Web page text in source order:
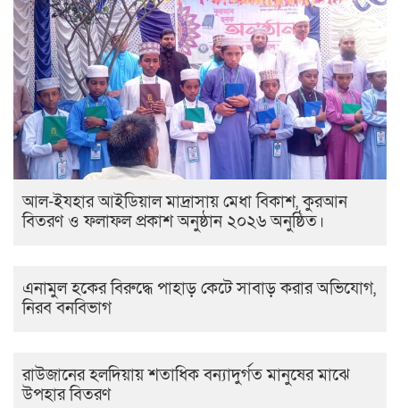
আল-ইযহার আইডিয়াল মাদ্রাসায় মেধা বিকাশ, কুরআন
বিতরণ ও ফলাফল প্রকাশ অনুষ্ঠান ২০২৬ অনুষ্ঠিত।
এনামুল হকের বিরুদ্ধে পাহাড় কেটে সাবাড় করার অভিযোগ,
নিরব বনবিভাগ
রাউজানের হলদিয়ায় শতাধিক বন্যাদুর্গত মানুষের মাঝে
উপহার বিতরণ